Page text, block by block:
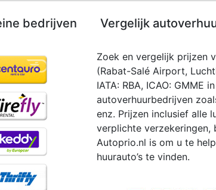
bedrijven
Vergelijk
Zoek en vergelijk prijzen
(Rabat-Salé Airport,
IATA: RBA, ICAO: GMME
autoverhuurbedrijven
enz. Prijzen inclusief alle
verplichte verzekeringen,
Autoprio.nl is om u te
huurauto’s te vinden.